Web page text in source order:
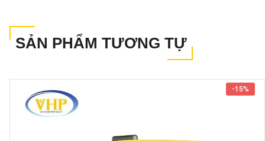
chuẩn 200mm x 130mm x 140mm
2. Đặc Điểm Cấu Tạo Của Máy
Bình Pentax AP-224
SẢN PHẨM TƯƠNG TỰ
-15%